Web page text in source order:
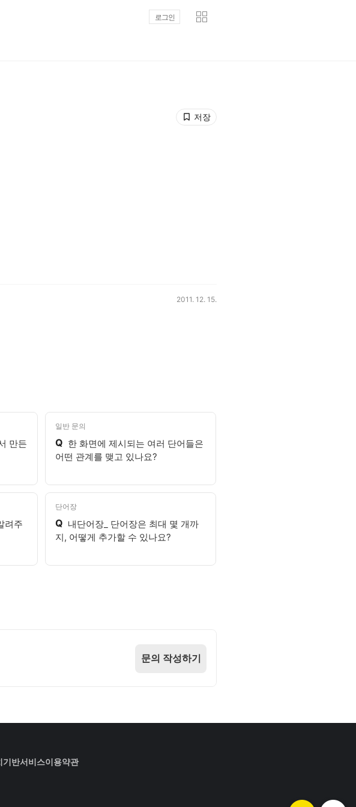
로그인
저장
2011. 12. 15.
만든
일반 문의
Q 한 화면에 제시되는 여러 단어들은
어떤 관계를 맺고 있나요?
려주
단어장
Q 내단어장_ 단어장은 최대 몇 개까
지, 어떻게 추가할 수 있나요?
문의 작성하기
기반서비스이용약관